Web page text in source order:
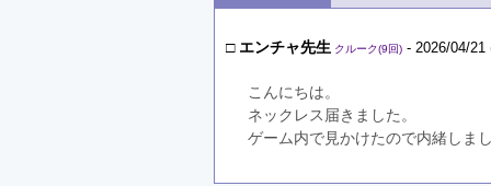
□ エンチャ先生 クルーク(9回) - 2026/04/
こんにちは。
ネックレス届きました。
ゲーム内で見かけたので内緒しま